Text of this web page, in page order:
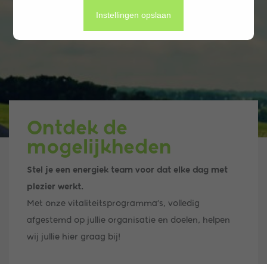
Ontdek de
mogelijkheden
Stel je een energiek team voor dat elke dag met
plezier werkt.
Met onze vitaliteitsprogramma’s, volledig
afgestemd op jullie organisatie en doelen, helpen
wij jullie hier graag bij!
Instellingen opslaan